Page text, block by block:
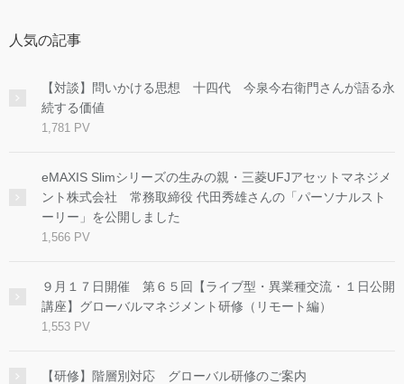
人気の記事
【対談】問いかける思想 十四代 今泉今右衛門さんが語る永
続する価値
1,781 PV
eMAXIS Slimシリーズの生みの親・三菱UFJアセットマネジメ
ント株式会社 常務取締役 代田秀雄さんの「パーソナルスト
ーリー」を公開しました
1,566 PV
９月１７日開催 第６５回【ライブ型・異業種交流・１日公開
講座】グローバルマネジメント研修（リモート編）
1,553 PV
【研修】階層別対応 グローバル研修のご案内